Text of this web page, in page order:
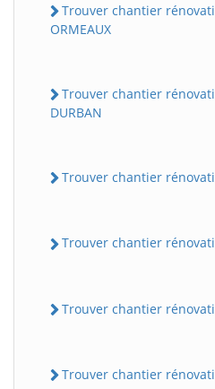
Trouver chantier
ORMEAUX
Trouver chantier
DURBAN
Trouver chantier
Trouver chantier
Trouver chantier
Trouver chantier